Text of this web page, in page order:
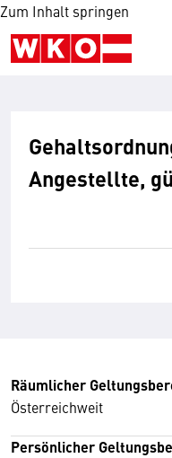
Zum Inhalt springen
Angestellte,
Räumlicher
Österreichweit
Persönlicher